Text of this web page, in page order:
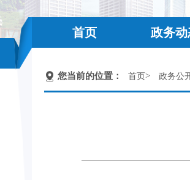
首页 政务动
您当前的位置： 首页> 政务公